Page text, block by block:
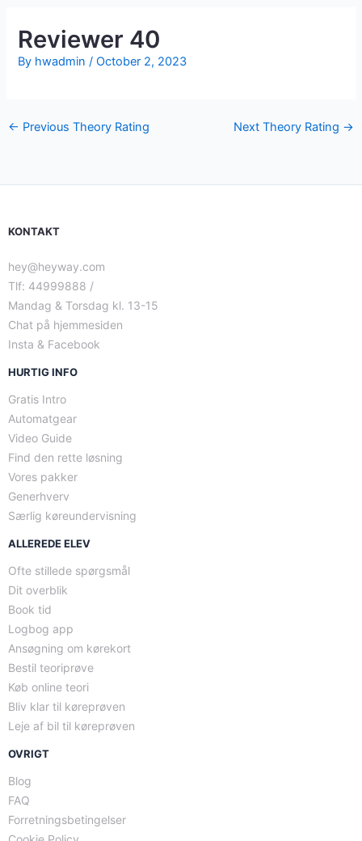
Reviewer 40
By hwadmin/October 2, 2023
← Previous Theory Rating Next Theory Rating →
KONTAKT
hey@heyway.com
Tlf: 44999888 /
Mandag & Torsdag kl. 13-15
Chat på hjemmesiden
Insta & Facebook
HURTIG INFO
Gratis Intro
Automatgear
Video Guide
Find den rette løsning
Vores pakker
Generhverv
Særlig køreundervisning
ALLEREDE ELEV
Ofte stillede spørgsmål
Dit overblik
Book tid
Logbog app
Ansøgning om kørekort
Bestil teoriprøve
Køb online teori
Bliv klar til køreprøven
Leje af bil til køreprøven
OVRIGT
Blog
FAQ
Forretningsbetingelser